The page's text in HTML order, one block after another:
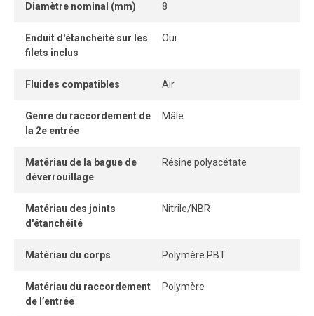
La bague de dégagement facilite le retrait du tube sans
instantanées et sécuritaires.
Diamètre nominal (mm) 8
Enduit d'étanchéité sur les
filets inclus
Oui
Fluides compatibles Air
Genre du raccordement de
la 2e entrée
Mâle
Matériau de la bague de
déverrouillage
Résine polyacétate
Matériau des joints
d'étanchéité
Nitrile/NBR
Matériau du corps Polymère PBT
Matériau du raccordement
de l’entrée
Polymère